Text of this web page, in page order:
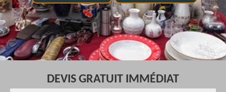
DEVIS GRATUIT IMMÉDIAT